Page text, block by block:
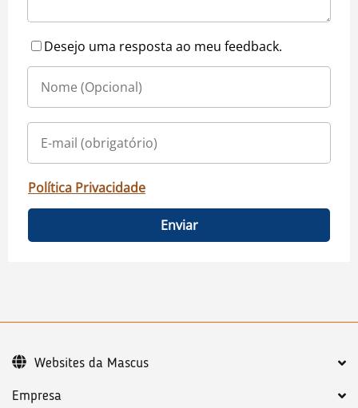
Desejo uma resposta ao meu feedback.
Política Privacidade
Enviar
Empresa
Websites da Mascus